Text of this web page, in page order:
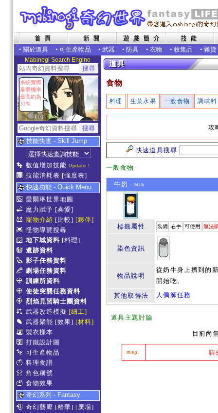
• 關於道具 • 可生產物品 • 武器 • 防具 • 衣物 • 收集品 • 雜貨
Mabinogi Search Engine
系統實際
暴擊機率
最高約為
33%
技能快查 - Skill Jump
數值增加技能 Update !
技能消耗表 [強度表]
快速功能 - Quick Menu
愛爾琳世界地圖
魔力賦予 [喜愛]
寵物介紹 [比較] [夥伴]
怪物導覽搜尋
地下城資料 [料理]
遺跡資料
影子任務資料
劇場任務資料
訓練所資料
使徒突襲任務資料
烈焰見習騎士團資料
武器改造模擬 [細工]
武器聚能 [效果] [材料]
製衣樣本
打鐵設計圖
可生產物品
料理食譜
角色稱號
食物效果
奇幻系列 - Fantasy
奇幻藝廊 [精華] [廣場]
食物
料理 生菜水果 一般食物 調味料
攻
快速道具搜尋
一般食物
牛奶 - Milk
標籤屬性 裝備 右手 可使用 無法
染色資訊
物品說明
從奶牛身上擠到的
開始吃。
其他取得法
人偶師任務
道具主題討論
目前尚
msg. 請